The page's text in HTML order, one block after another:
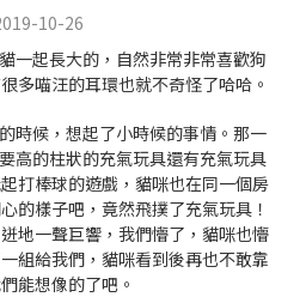
10-26
一起長大的，自然非常非常喜歡狗
多喵汪的耳環也就不奇怪了哈哈。
時候，想起了小時候的事情。那一
高的柱狀的充氣玩具還有充氣玩具
打棒球的遊戲，貓咪也在同一個房
的樣子吧，竟然飛撲了充氣玩具！
地一聲巨響，我們懵了，貓咪也懵
組給我們，貓咪看到後再也不敢靠
能想像的了吧。